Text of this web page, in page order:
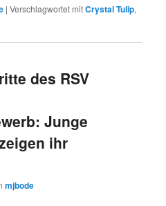
|Verschlagwortet mitCrystal Tulip,
des RSV
Junge
ihr
mjbode